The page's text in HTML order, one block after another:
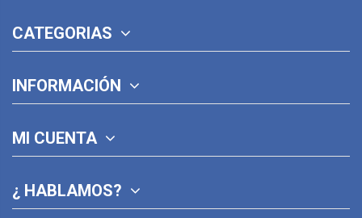
CATEGORIAS
INFORMACIÓN
MI CUENTA
¿ HABLAMOS?